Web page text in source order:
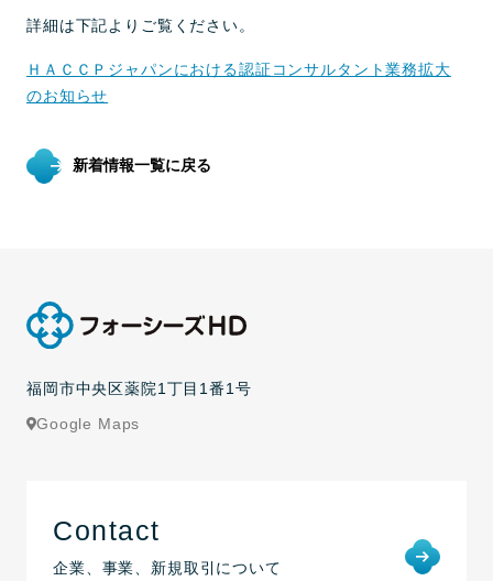
詳細は下記よりご覧ください。
ＨＡＣＣＰジャパンにおける認証コンサルタント業務拡大
のお知らせ
新着情報一覧に戻る
福岡市中央区薬院1丁目1番1号
Google Maps
Contact
企業、事業、新規取引について